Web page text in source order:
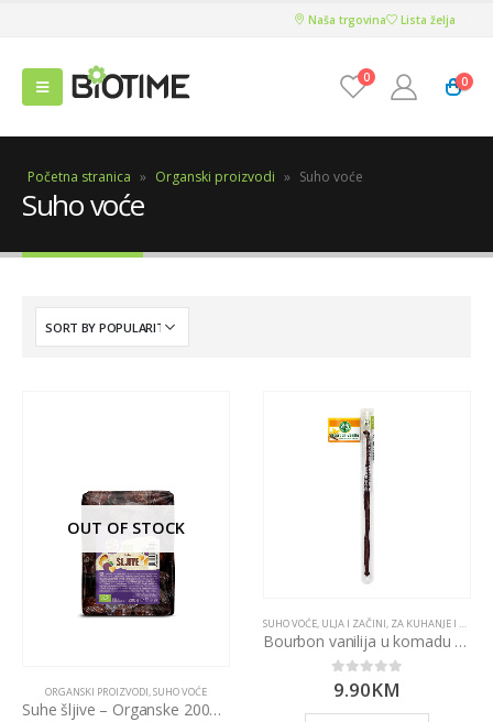
Naša trgovina Lista želja
0 0
Početna stranica » Organski proizvodi » Suho voće
Suho voće
OUT OF STOCK
ORGANSKI PROIZVODI,SUHO VOĆE
Suhe šljive – Organske 200g Nutrigold
SUHO VOĆE, ULJA I ZAČINI, ZA KUHANJE I PEČENJE
Bourbon vanilija u komadu 1kom LEBENSBAUM
0out of 5
9.90KM